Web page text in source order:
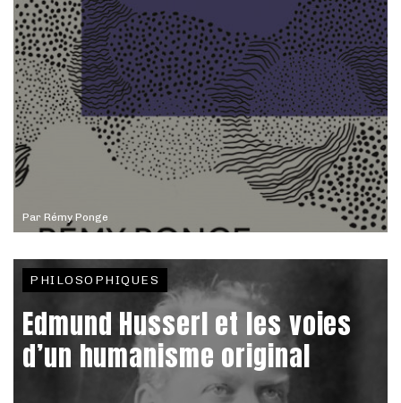
Par Rémy Ponge
PHILOSOPHIQUES
Edmund Husserl et les voies
d’un humanisme original